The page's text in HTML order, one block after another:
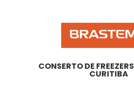
CONSERTO DE FREEZERS
CURITIBA